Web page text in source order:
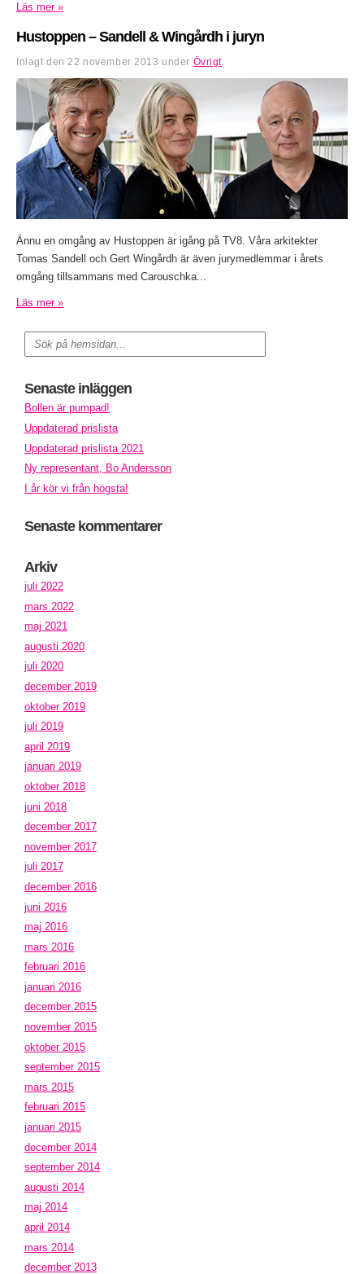
Läs mer »
Hustoppen – Sandell & Wingårdh i juryn
Inlagt den 22 november 2013 under Övrigt
Ännu en omgång av Hustoppen är igång på TV8. Våra arkitekter
Tomas Sandell och Gert Wingårdh är även jurymedlemmar i årets
omgång tillsammans med Carouschka...
Läs mer »
Senaste inläggen
Bollen är pumpad!
Uppdaterad prislista
Uppdaterad prislista 2021
Ny representant, Bo Andersson
I år kör vi från högsta!
Senaste kommentarer
Arkiv
juli 2022
mars 2022
maj 2021
augusti 2020
juli 2020
december 2019
oktober 2019
juli 2019
april 2019
januari 2019
oktober 2018
juni 2018
december 2017
november 2017
juli 2017
december 2016
juni 2016
maj 2016
mars 2016
februari 2016
januari 2016
december 2015
november 2015
oktober 2015
september 2015
mars 2015
februari 2015
januari 2015
december 2014
september 2014
augusti 2014
maj 2014
april 2014
mars 2014
december 2013